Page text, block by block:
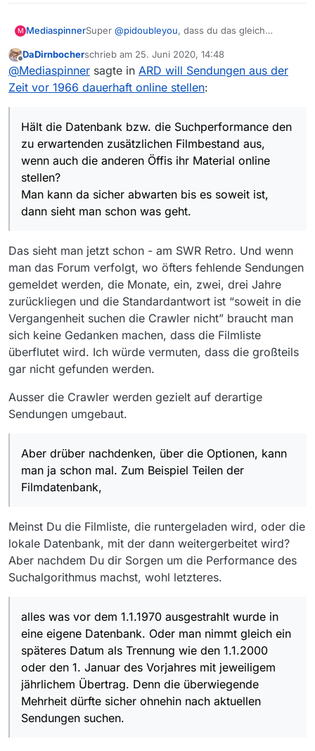
M MediaspinnerSuper @pidoubleyou, dass du das gleich
hinaus.
Hält die Datenbank bzw. die Suchperformance
den zu erwartenden zusätzlichen Filmbestand
aus, wenn auch die anderen Öffis ihr Material
Man kann da sicher abwarten bis es soweit ist,
schon mal. Zum Beispiel Teilen der
Filmdatenbank, alles was vor dem 1.1.1970
ausgestrahlt wurde in eine eigene Datenbank.
Oder man nimmt gleich ein späteres Datum als
des Vorjahres mit jeweiligem jährlichem
Übertrag. Denn die überwiegende Mehrheit
dürfte sicher ohnehin nach aktuellen Sendungen
Offline
DaDirnbocherschrieb am 25. Juni 2020, 14:48
zuletzt editiert von
@Mediaspinner sagte in ARD will Sendungen aus der
Zeit vor 1966 dauerhaft online stellen:
Hält die Datenbank bzw. die Suchperformance den
zu erwartenden zusätzlichen Filmbestand aus,
wenn auch die anderen Öffis ihr Material online
stellen?
Man kann da sicher abwarten bis es soweit ist,
dann sieht man schon was geht.
Das sieht man jetzt schon - am SWR Retro. Und wenn
man das Forum verfolgt, wo öfters fehlende Sendungen
gemeldet werden, die Monate, ein, zwei, drei Jahre
zurückliegen und die Standardantwort ist “soweit in die
Vergangenheit suchen die Crawler nicht” braucht man
sich keine Gedanken machen, dass die Filmliste
überflutet wird. Ich würde vermuten, dass die großteils
gar nicht gefunden werden.
Ausser die Crawler werden gezielt auf derartige
Sendungen umgebaut.
Aber drüber nachdenken, über die Optionen, kann
man ja schon mal. Zum Beispiel Teilen der
Filmdatenbank,
Meinst Du die Filmliste, die runtergeladen wird, oder die
lokale Datenbank, mit der dann weitergerbeitet wird?
Aber nachdem Du dir Sorgen um die Performance des
Suchalgorithmus machst, wohl letzteres.
alles was vor dem 1.1.1970 ausgestrahlt wurde in
eine eigene Datenbank. Oder man nimmt gleich ein
späteres Datum als Trennung wie den 1.1.2000
oder den 1. Januar des Vorjahres mit jeweiligem
jährlichem Übertrag. Denn die überwiegende
Mehrheit dürfte sicher ohnehin nach aktuellen
Sendungen suchen.